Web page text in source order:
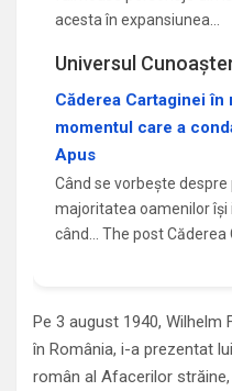
acesta în expansiunea…
Universul
Căderea Cartaginei în
momentul care a
Apus
Când se vorbește
majoritatea oamenilor își
când... The post Căderea
Pe 3 august 1940, Wilhelm
în România, i-a prezentat
român al Afacerilor